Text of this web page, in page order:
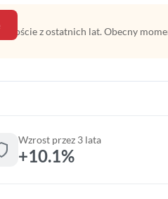
z ostatnich lat. Obecny
Wzrost przez 3 lata
+10.1%